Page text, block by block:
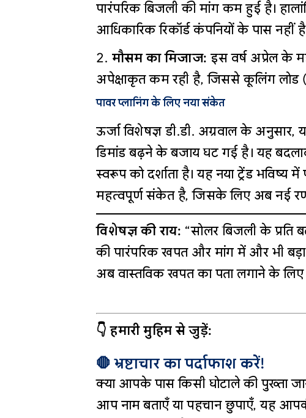
पारंपरिक बिजली की मांग कम हुई है।
आधिकारिक रिकॉर्ड कंपनियों के पास नहीं
मौसम का मिजाज: इस वर्ष अप्रेल के
अपेक्षाकृत कम रही है, जिससे कूलिंग
पावर प्लानिंग के लिए नया संकेत
ऊर्जा विशेषज्ञ डी.डी. अग्रवाल के अनुसार,
डिमांड बढ़ने के बजाय घट गई है। यह
स्वरूप को दर्शाता है। यह नया ट्रेंड
महत्वपूर्ण संकेत है, जिसके लिए अब नई
विशेषज्ञ की राय: “सोलर बिजली के प्रति
की पारंपरिक खपत और मांग में और भी
अब वास्तविक खपत का पता लगाने के
👇 हमारी मुहिम से जुड़ें:
🛑 भ्रष्टाचार का पर्दाफाश करें!
क्या आपके पास किसी घोटाले की पुख्ता
आप नाम बताएँ या पहचान छुपाएँ, यह